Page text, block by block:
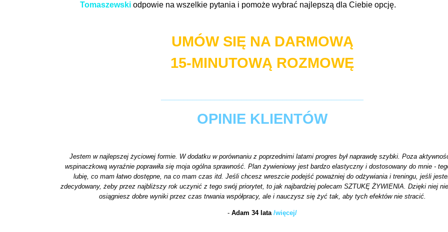
Tomaszewskiodpowie na wszelkie pytania i pomoże wybrać najlepszą dla Ciebie opcję.
UMÓW SIĘ NA DARMOWĄ
15-MINUTOWĄ ROZMOWĘ
OPINIE KLIENTÓW
Jestem w najlepszej życiowej formie. W dodatku w porównaniu z poprzednimi latami progres był naprawdę szybki. Poza
wspinaczkową wyraźnie poprawiła się moja ogólna sprawność. Plan żywieniowy jest bardzo elastyczny i dostosowany do mnie -
lubię, co mam łatwo dostępne, na co mam czas itd. Jeśli chcesz wreszcie podejść poważniej do odżywiania i treningu, jeśli
zdecydowany, żeby przez najbliższy rok uczynić z tego swój priorytet, to jak najbardziej polecam SZTUKĘ ŻYWIENIA. Dzięki niej
osiągniesz dobre wyniki przez czas trwania współpracy, ale i nauczysz się żyć tak, aby tych efektów nie stracić.
- Adam 34 lata /więcej/